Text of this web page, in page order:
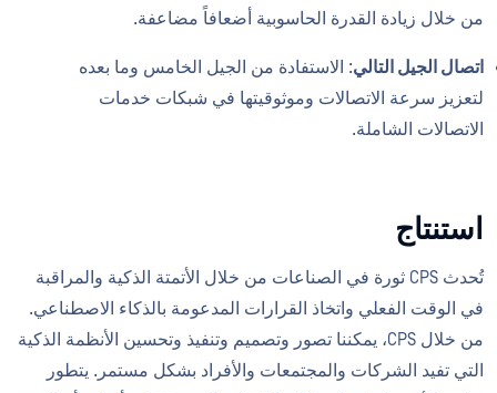
من خلال زيادة القدرة الحاسوبية أضعافاً مضاعفة.
اتصال الجيل التالي : الاستفادة من الجيل الخامس وما بعده
لتعزيز سرعة الاتصالات وموثوقيتها في شبكات خدمات
الاتصالات الشاملة.
استنتاج
تُحدث CPS ثورة في الصناعات من خلال الأتمتة الذكية والمراقبة
في الوقت الفعلي واتخاذ القرارات المدعومة بالذكاء الاصطناعي.
من خلال CPS، يمكننا تصور وتصميم وتنفيذ وتحسين الأنظمة الذكية
التي تفيد الشركات والمجتمعات والأفراد بشكل مستمر. يتطور